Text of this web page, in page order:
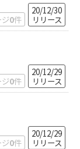
0件
20/12/30
リリース
0件
20/12/29
リリース
0件
20/12/29
リリース